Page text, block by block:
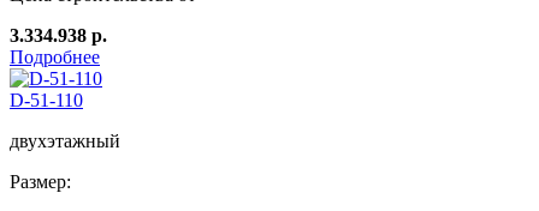
3.334.938 р.
Подробнее
D-51-110
двухэтажный
Размер: